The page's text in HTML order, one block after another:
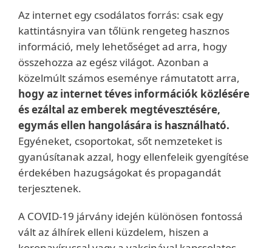
Az internet egy csodálatos forrás: csak egy
kattintásnyira van tőlünk rengeteg hasznos
információ, mely lehetőséget ad arra, hogy
összehozza az egész világot. Azonban a
közelmúlt számos eseménye rámutatott arra,
hogy az internet téves információk közlésére
és ezáltal az emberek megtévesztésére,
egymás ellen hangolására is használható.
Egyéneket, csoportokat, sőt nemzeteket is
gyanúsítanak azzal, hogy ellenfeleik gyengítése
érdekében hazugságokat és propagandát
terjesztenek.
A COVID-19 járvány idején különösen fontossá
vált az álhírek elleni küzdelem, hiszen a